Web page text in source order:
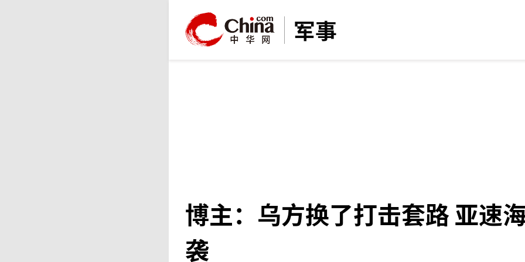
军事
博主：乌方换了打击套路 亚速
袭